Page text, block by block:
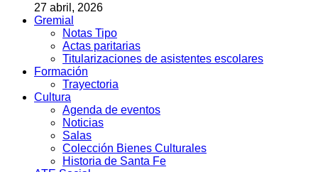
27 abril, 2026
Gremial
Notas Tipo
Actas paritarias
Titularizaciones de asistentes escolares
Formación
Trayectoria
Cultura
Agenda de eventos
Noticias
Salas
Colección Bienes Culturales
Historia de Santa Fe